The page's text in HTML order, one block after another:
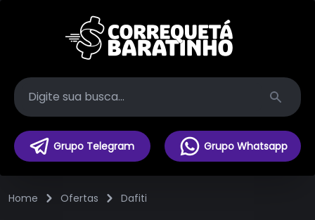
Search
Grupo Telegram Grupo Whatsapp
Home Ofertas Dafiti